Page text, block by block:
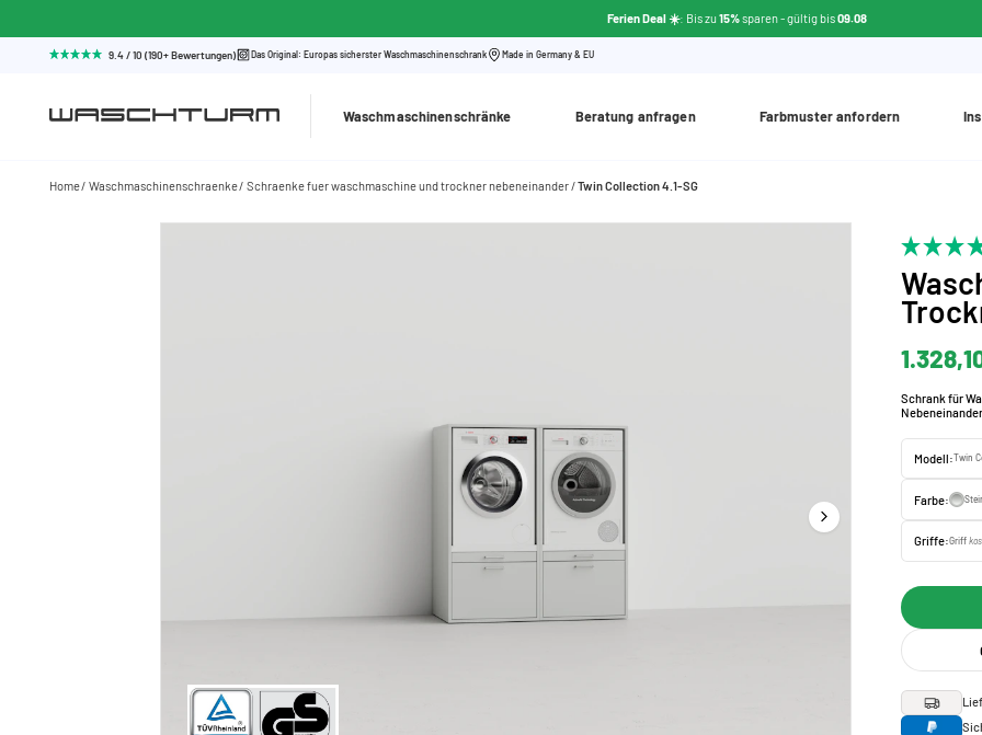
Ferien Deal ☀️: Bis zu15%sparen - gültig bis09.08
9.4 / 10 (190+ Bewertungen) Das Original: Europas sicherster Waschmaschinenschrank Made in Germany & EU
Waschmaschinenschränke Beratung anfragen Farbmuster anfordern
Home Waschmaschinenschraenke Schraenke fuer waschmaschine und trockner nebeneinander Twin Collection 4.1-SG
Schrank für
Modell:Twin
Farbe:
Griffe:Griff